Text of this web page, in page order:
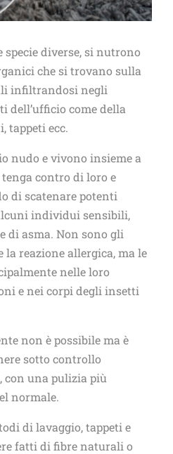
diverse, si nutrono
che si trovano sulla
infiltrandosi negli
dell’ufficio come della
tappeti ecc.
nudo e vivono insieme a
tenga contro di loro e
di scatenare potenti
individui sensibili,
di asma. Non sono gli
la reazione allergica, ma le
nelle loro
e nei corpi degli insetti
non è possibile ma è
sotto controllo
con una pulizia più
normale.
di lavaggio, tappeti e
fatti di fibre naturali o